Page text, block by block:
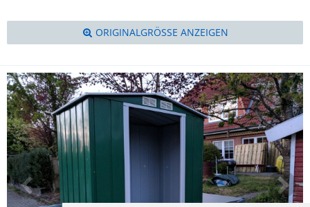
ORIGINALGRÖSSE ANZEIGEN